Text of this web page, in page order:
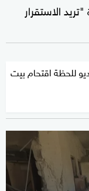
الاستقرار
للحظة اقتحام بيت
seconds
of
33